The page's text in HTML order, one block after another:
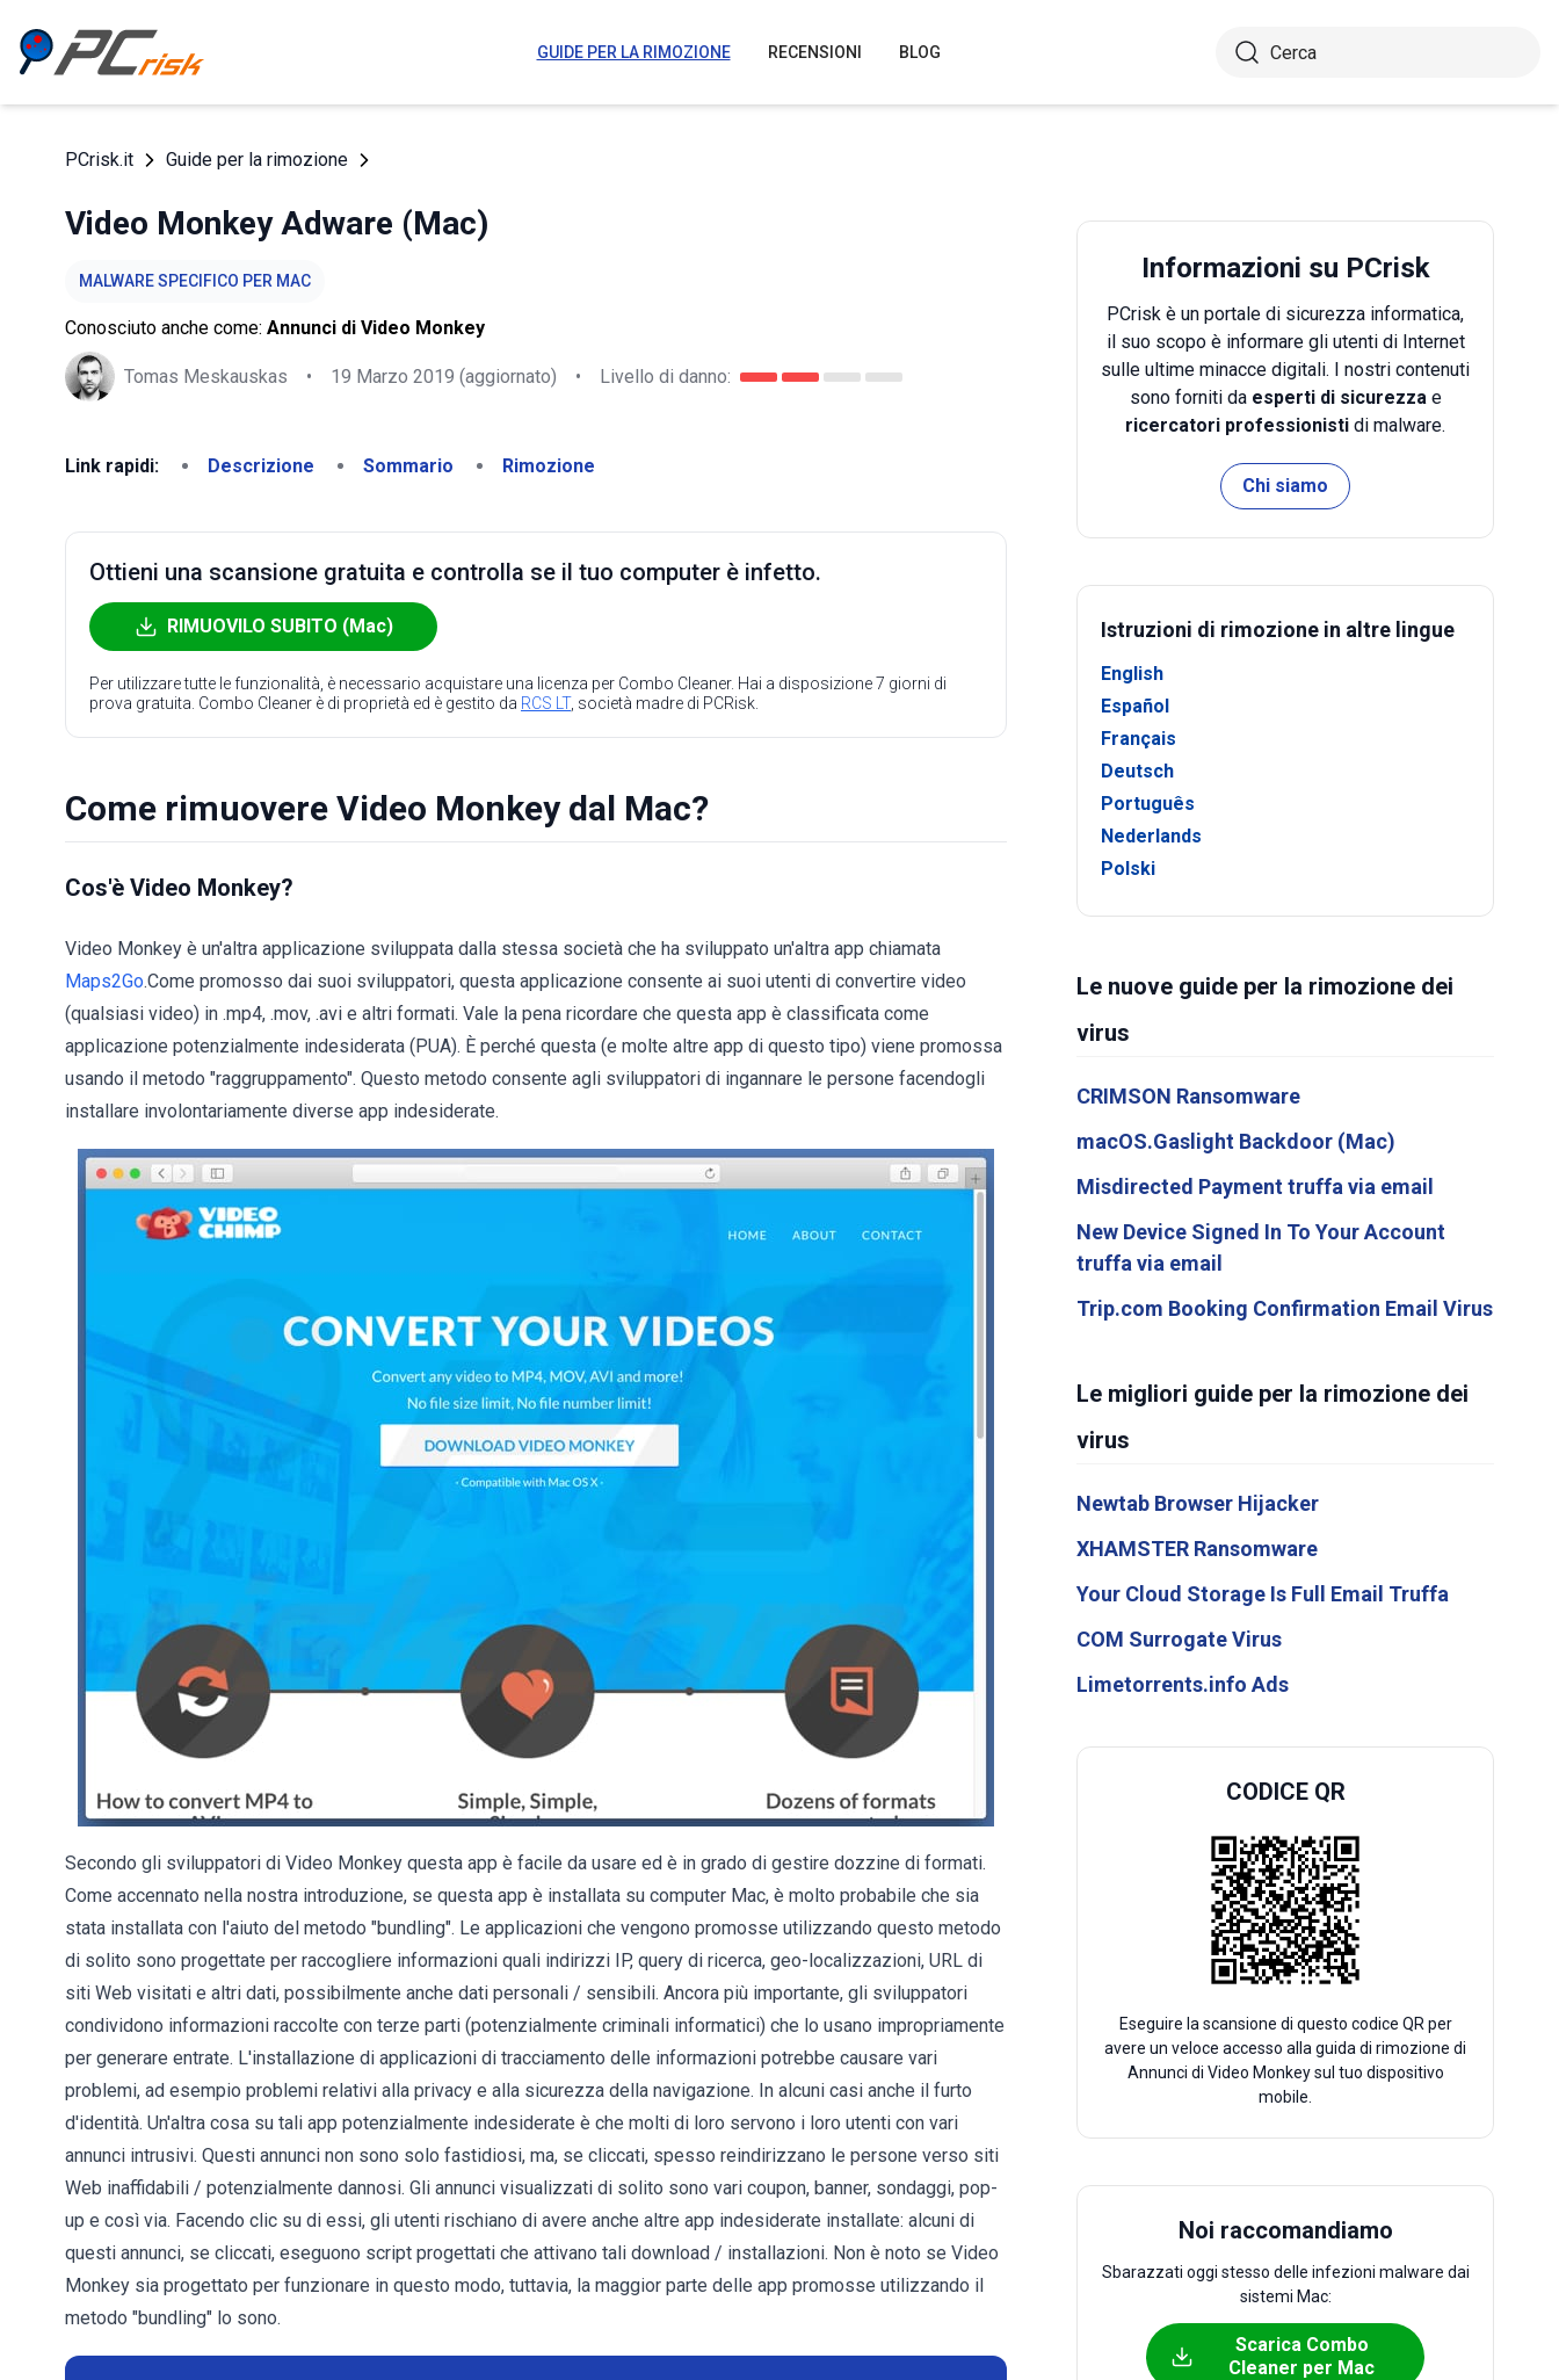
GUIDE PER LA RIMOZIONE RECENSIONI BLOG
PCrisk.it Guide per la rimozione
Video Monkey Adware (Mac)
MALWARE SPECIFICO PER MAC
Conosciuto anche come: Annunci di Video Monkey
Tomas Meskauskas • 19 Marzo 2019 (aggiornato) • Livello di danno:
Link rapidi: Descrizione Sommario Rimozione
Ottieni una scansione gratuita e controlla se il tuo computer è infetto.
RIMUOVILO SUBITO (Mac)
Per utilizzare tutte le funzionalità, è necessario acquistare una licenza per Combo Cleaner. Hai a disposizione 7 giorni di
prova gratuita. Combo Cleaner è di proprietà ed è gestito da RCS LT, società madre di PCRisk.
Come rimuovere Video Monkey dal Mac?
Cos'è Video Monkey?
Video Monkey è un'altra applicazione sviluppata dalla stessa società che ha sviluppato un'altra app chiamata
Maps2Go.Come promosso dai suoi sviluppatori, questa applicazione consente ai suoi utenti di convertire video
(qualsiasi video) in .mp4, .mov, .avi e altri formati. Vale la pena ricordare che questa app è classificata come
applicazione potenzialmente indesiderata (PUA). È perché questa (e molte altre app di questo tipo) viene promossa
usando il metodo "raggruppamento". Questo metodo consente agli sviluppatori di ingannare le persone facendogli
installare involontariamente diverse app indesiderate.
Secondo gli sviluppatori di Video Monkey questa app è facile da usare ed è in grado di gestire dozzine di formati.
Come accennato nella nostra introduzione, se questa app è installata su computer Mac, è molto probabile che sia
stata installata con l'aiuto del metodo "bundling". Le applicazioni che vengono promosse utilizzando questo metodo
di solito sono progettate per raccogliere informazioni quali indirizzi IP, query di ricerca, geo-localizzazioni, URL di
siti Web visitati e altri dati, possibilmente anche dati personali / sensibili. Ancora più importante, gli sviluppatori
condividono informazioni raccolte con terze parti (potenzialmente criminali informatici) che lo usano impropriamente
per generare entrate. L'installazione di applicazioni di tracciamento delle informazioni potrebbe causare vari
problemi, ad esempio problemi relativi alla privacy e alla sicurezza della navigazione. In alcuni casi anche il furto
d'identità. Un'altra cosa su tali app potenzialmente indesiderate è che molti di loro servono i loro utenti con vari
annunci intrusivi. Questi annunci non sono solo fastidiosi, ma, se cliccati, spesso reindirizzano le persone verso siti
Web inaffidabili / potenzialmente dannosi. Gli annunci visualizzati di solito sono vari coupon, banner, sondaggi, pop-
up e così via. Facendo clic su di essi, gli utenti rischiano di avere anche altre app indesiderate installate: alcuni di
questi annunci, se cliccati, eseguono script progettati che attivano tali download / installazioni. Non è noto se Video
Monkey sia progettato per funzionare in questo modo, tuttavia, la maggior parte delle app promosse utilizzando il
metodo "bundling" lo sono.
Informazioni su PCrisk
PCrisk è un portale di sicurezza informatica,
il suo scopo è informare gli utenti di Internet
sulle ultime minacce digitali. I nostri contenuti
sono forniti da esperti di sicurezzae
ricercatori professionisti di malware.
Chi siamo
Istruzioni di rimozione in altre lingue
English
Español
Français
Deutsch
Português
Nederlands
Polski
Le nuove guide per la rimozione dei
virus
CRIMSON Ransomware
macOS.Gaslight Backdoor (Mac)
Misdirected Payment truffa via email
New Device Signed In To Your Account
truffa via email
Trip.com Booking Confirmation Email Virus
Le migliori guide per la rimozione dei
virus
Newtab Browser Hijacker
XHAMSTER Ransomware
Your Cloud Storage Is Full Email Truffa
COM Surrogate Virus
Limetorrents.info Ads
CODICE QR
Eseguire la scansione di questo codice QR per
avere un veloce accesso alla guida di rimozione di
Annunci di Video Monkey sul tuo dispositivo
mobile.
Noi raccomandiamo
Sbarazzati oggi stesso delle infezioni malware dai
sistemi Mac:
Scarica Combo
Cleaner per Mac